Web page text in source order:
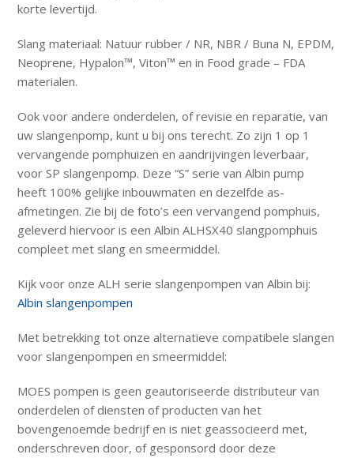
korte levertijd.
Slang materiaal: Natuur rubber / NR, NBR / Buna N, EPDM,
Neoprene, Hypalon™, Viton™ en in Food grade – FDA
materialen.
Ook voor andere onderdelen, of revisie en reparatie, van
uw slangenpomp, kunt u bij ons terecht. Zo zijn 1 op 1
vervangende pomphuizen en aandrijvingen leverbaar,
voor SP slangenpomp. Deze “S” serie van Albin pump
heeft 100% gelijke inbouwmaten en dezelfde as-
afmetingen. Zie bij de foto’s een vervangend pomphuis,
geleverd hiervoor is een Albin ALHSX40 slangpomphuis
compleet met slang en smeermiddel.
Kijk voor onze ALH serie slangenpompen van Albin bij:
Albin slangenpompen
Met betrekking tot onze alternatieve compatibele slangen
voor slangenpompen en smeermiddel:
MOES pompen is geen geautoriseerde distributeur van
onderdelen of diensten of producten van het
bovengenoemde bedrijf en is niet geassocieerd met,
onderschreven door, of gesponsord door deze